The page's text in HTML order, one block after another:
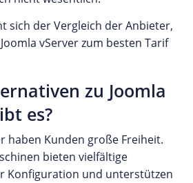
sich der Vergleich der Anbieter,
vServer zum besten Tarif
zu Joomla
es?
haben Kunden große Freiheit.
bieten vielfältige
Konfiguration und unterstützen